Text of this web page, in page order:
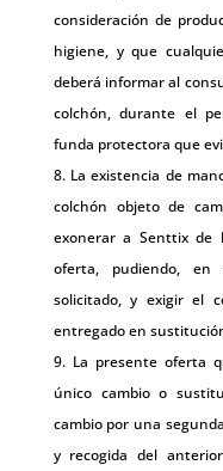
consideración de
higiene, y que
deberá informar al
colchón, durante el
funda protectora que
La existencia de
colchón objeto de
exonerar a Senttix de
oferta, pudiendo, en
solicitado, y exigir el
entregado en
La presente oferta
único cambio o
cambio por una
y recogida del